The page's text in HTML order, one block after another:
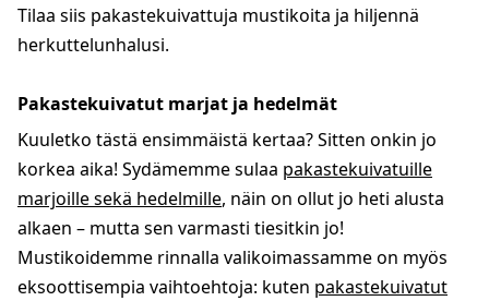
Tilaa siis pakastekuivattuja mustikoita ja hiljennä
herkuttelunhalusi.
Pakastekuivatut marjat ja hedelmät
Kuuletko tästä ensimmäistä kertaa? Sitten onkin jo
korkea aika! Sydämemme sulaa pakastekuivatuille
marjoille sekä hedelmille, näin on ollut jo heti alusta
alkaen – mutta sen varmasti tiesitkin jo!
Mustikoidemme rinnalla valikoimassamme on myös
eksoottisempia vaihtoehtoja: kuten pakastekuivatut